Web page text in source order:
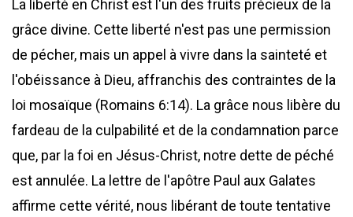
La liberté en Christ est l'un des fruits précieux de la
grâce divine. Cette liberté n'est pas une permission
de pécher, mais un appel à vivre dans la sainteté et
l'obéissance à Dieu, affranchis des contraintes de la
loi mosaïque (Romains 6:14). La grâce nous libère du
fardeau de la culpabilité et de la condamnation parce
que, par la foi en Jésus-Christ, notre dette de péché
est annulée. La lettre de l'apôtre Paul aux Galates
affirme cette vérité, nous libérant de toute tentative